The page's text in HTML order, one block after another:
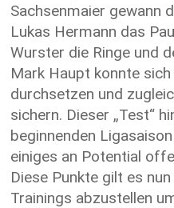
Sachsenmaier gewann
Lukas Hermann das
Wurster die Ringe und
Mark Haupt konnte
durchsetzen und
sichern. Dieser „Test“
beginnenden
einiges an Potential
Diese Punkte gilt es
Trainings abzustellen